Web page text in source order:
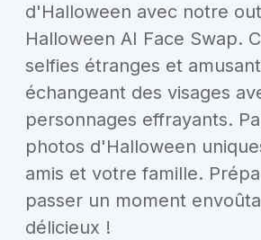
d'Halloween avec notre
Halloween AI Face Swap.
selfies étranges et
échangeant des visages
personnages effrayants.
photos d'Halloween
amis et votre famille.
passer un moment
délicieux !